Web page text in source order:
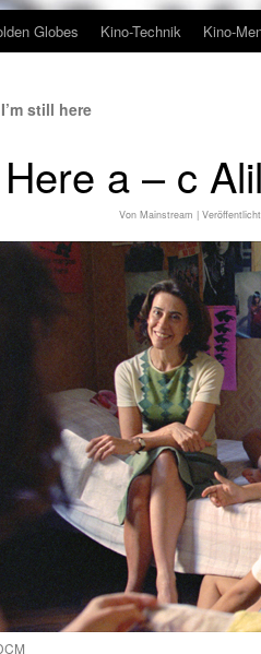
Globes Kino-Technik Kino-
still here
a – c
Von Mainstream | Veröffentlicht